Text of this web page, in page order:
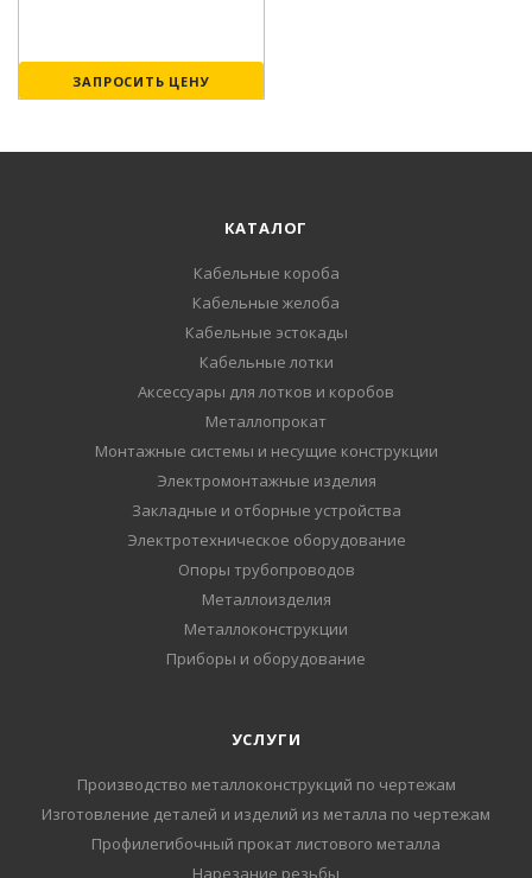
ЗАПРОСИТЬ ЦЕНУ
КАТАЛОГ
Кабельные короба
Кабельные желоба
Кабельные эстокады
Кабельные лотки
Аксессуары для лотков и коробов
Металлопрокат
Монтажные системы и несущие конструкции
Электромонтажные изделия
Закладные и отборные устройства
Электротехническое оборудование
Опоры трубопроводов
Металлоизделия
Металлоконструкции
Приборы и оборудование
УСЛУГИ
Производство металлоконструкций по чертежам
Изготовление деталей и изделий из металла по чертежам
Профилегибочный прокат листового металла
Нарезание резьбы